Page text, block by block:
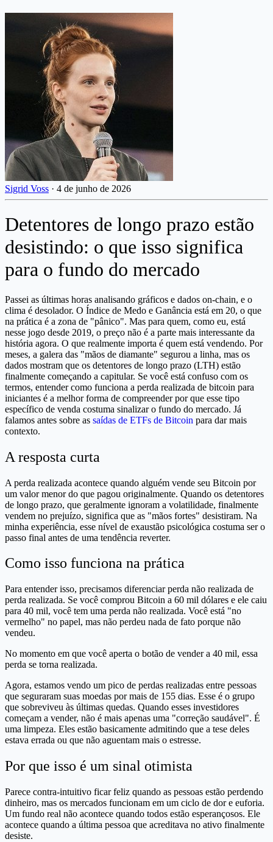
Sigrid Voss · 4 de junho de 2026
Detentores de longo prazo estão
desistindo: o que isso significa
para o fundo do mercado
Passei as últimas horas analisando gráficos e dados on-chain, e o
clima é desolador. O Índice de Medo e Ganância está em 20, o que
na prática é a zona de "pânico". Mas para quem, como eu, está
nesse jogo desde 2019, o preço não é a parte mais interessante da
história agora. O que realmente importa é quem está vendendo. Por
meses, a galera das "mãos de diamante" segurou a linha, mas os
dados mostram que os detentores de longo prazo (LTH) estão
finalmente começando a capitular. Se você está confuso com os
termos, entender como funciona a perda realizada de bitcoin para
iniciantes é a melhor forma de compreender por que esse tipo
específico de venda costuma sinalizar o fundo do mercado. Já
falamos antes sobre as saídas de ETFs de Bitcoin para dar mais
contexto.
A resposta curta
A perda realizada acontece quando alguém vende seu Bitcoin por
um valor menor do que pagou originalmente. Quando os detentores
de longo prazo, que geralmente ignoram a volatilidade, finalmente
vendem no prejuízo, significa que as "mãos fortes" desistiram. Na
minha experiência, esse nível de exaustão psicológica costuma ser o
passo final antes de uma tendência reverter.
Como isso funciona na prática
Para entender isso, precisamos diferenciar perda não realizada de
perda realizada. Se você comprou Bitcoin a 60 mil dólares e ele caiu
para 40 mil, você tem uma perda não realizada. Você está "no
vermelho" no papel, mas não perdeu nada de fato porque não
vendeu.
No momento em que você aperta o botão de vender a 40 mil, essa
perda se torna realizada.
Agora, estamos vendo um pico de perdas realizadas entre pessoas
que seguraram suas moedas por mais de 155 dias. Esse é o grupo
que sobreviveu às últimas quedas. Quando esses investidores
começam a vender, não é mais apenas uma "correção saudável". É
uma limpeza. Eles estão basicamente admitindo que a tese deles
estava errada ou que não aguentam mais o estresse.
Por que isso é um sinal otimista
Parece contra-intuitivo ficar feliz quando as pessoas estão perdendo
dinheiro, mas os mercados funcionam em um ciclo de dor e euforia.
Um fundo real não acontece quando todos estão esperançosos. Ele
acontece quando a última pessoa que acreditava no ativo finalmente
desiste.